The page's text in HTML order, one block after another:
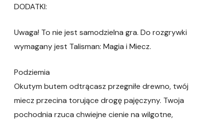
DODATKI:
Uwaga! To nie jest samodzielna gra. Do rozgrywki
wymagany jest Talisman: Magia i Miecz.
Podziemia
Okutym butem odtrącasz przegniłe drewno, twój
miecz przecina torujące drogę pajęczyny. Twoja
pochodnia rzuca chwiejne cienie na wilgotne,